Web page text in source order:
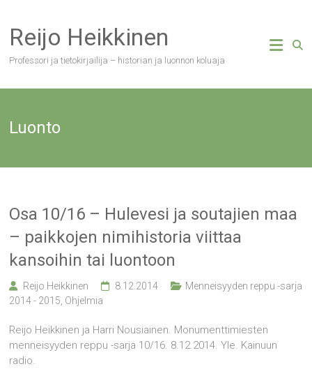
content
Reijo Heikkinen
Professori ja tietokirjailija – historian ja luonnon koluaja
Luonto
Osa 10/16 – Hulevesi ja soutajien maa
– paikkojen nimihistoria viittaa
kansoihin tai luontoon
Reijo Heikkinen 8.12.2014
Menneisyyden reppu -sarja
2014 - 2015 Ohjelmia
Reijo Heikkinen ja Harri Nousiainen. Monumenttimiesten
menneisyyden reppu -sarja 10/16. 8.12.2014. Yle. Kainuun
radio.